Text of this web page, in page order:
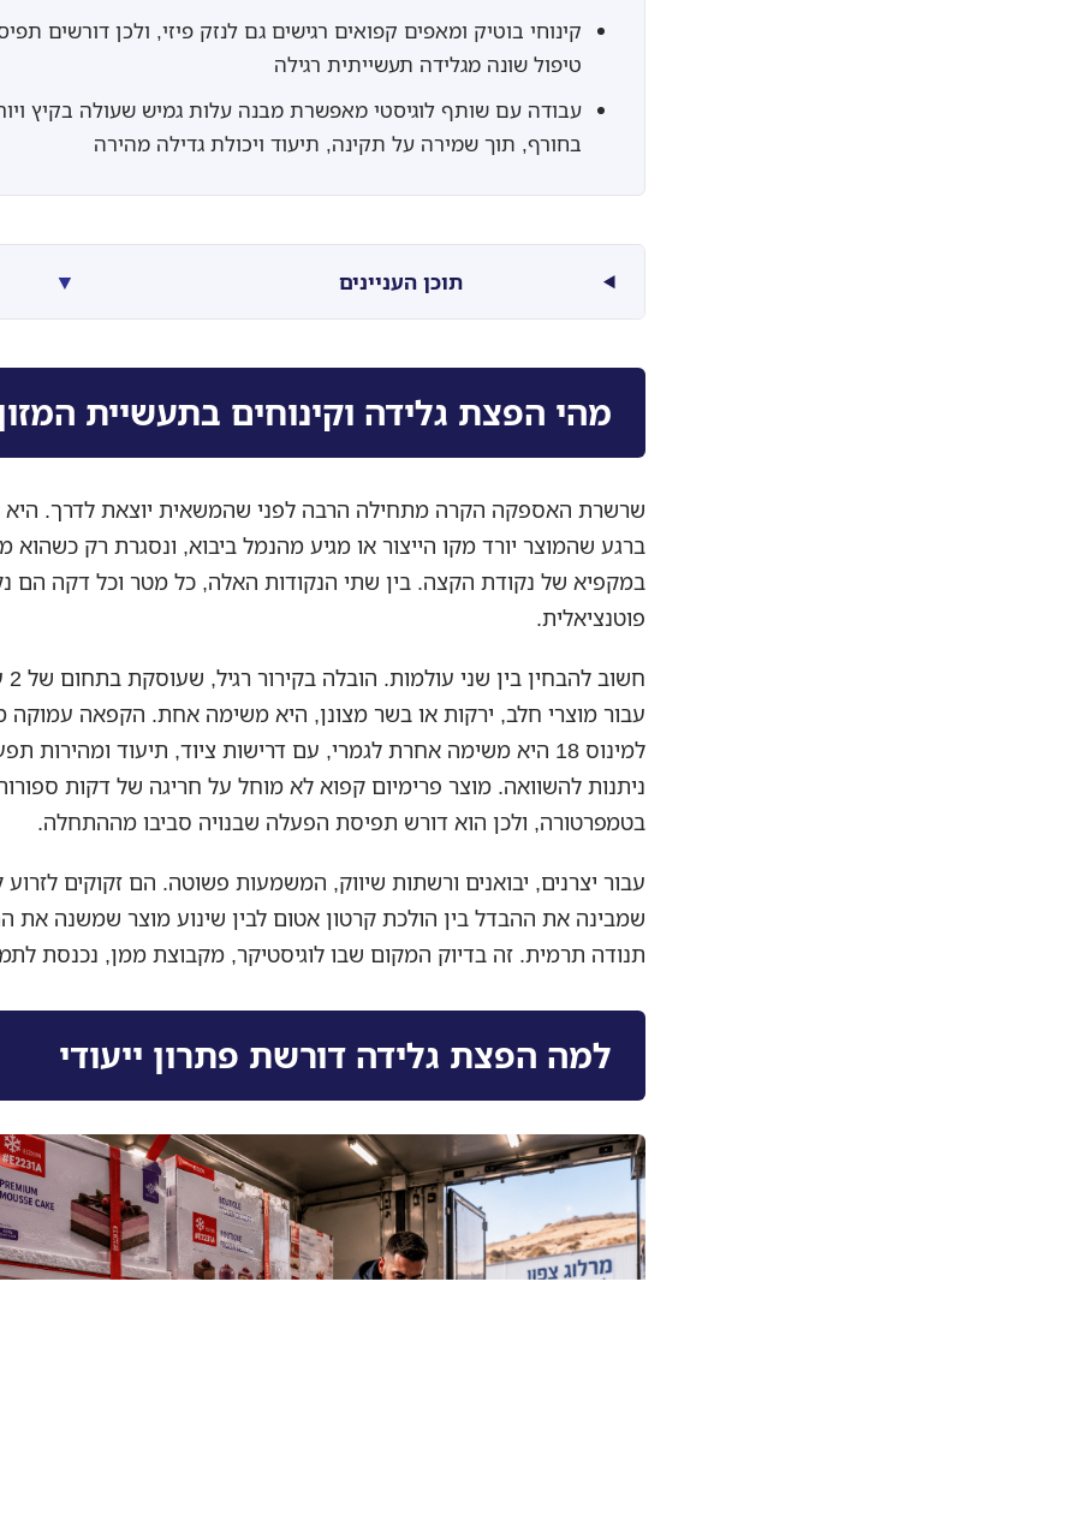
קינוחי בוטיק ומאפים קפואים רגישים גם לנזק פיזי, ולכן דורשים
טיפול שונה מגלידה תעשייתית רגילה
עבודה עם שותף לוגיסטי מאפשרת מבנה עלות גמיש שעולה בקיץ
בחורף, תוך שמירה על תקינה, תיעוד ויכולת גדילה מהירה
תוכן העניינים ▼
מהי הפצת גלידה וקינוחים בתעשיית
שרשרת האספקה הקרה מתחילה הרבה לפני שהמשאית יוצאת לדרך.
ברגע שהמוצר יורד מקו הייצור או מגיע מהנמל ביבוא, ונסגרת רק כשהוא
במקפיא של נקודת הקצה. בין שתי הנקודות האלה, כל מטר וכל דקה הם
פוטנציאלית.
עבור מוצרי חלב, ירקות או בשר מצונן, היא משימה אחת. הקפאה
למינוס 18 היא משימה אחרת לגמרי, עם דרישות ציוד, תיעוד ומהירות
ניתנות להשוואה. מוצר פרימיום קפוא לא מוחל על חריגה של דקות
בטמפרטורה, ולכן הוא דורש תפיסת הפעלה שבנויה סביבו מההתחלה.
עבור יצרנים, יבואנים ורשתות שיווק, המשמעות פשוטה. הם זקוקים לזרוע
שמבינה את ההבדל בין הולכת קרטון אטום לבין שינוע מוצר שמשנה את
תנודה תרמית. זה בדיוק המקום שבו לוגיסטיקר, מקבוצת ממן, נכנסת
למה הפצת גלידה דורשת פתרון ייעודי